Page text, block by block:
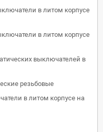
в литом корпусе
в литом корпусе
выключателей в
резьбовые
в литом корпусе на